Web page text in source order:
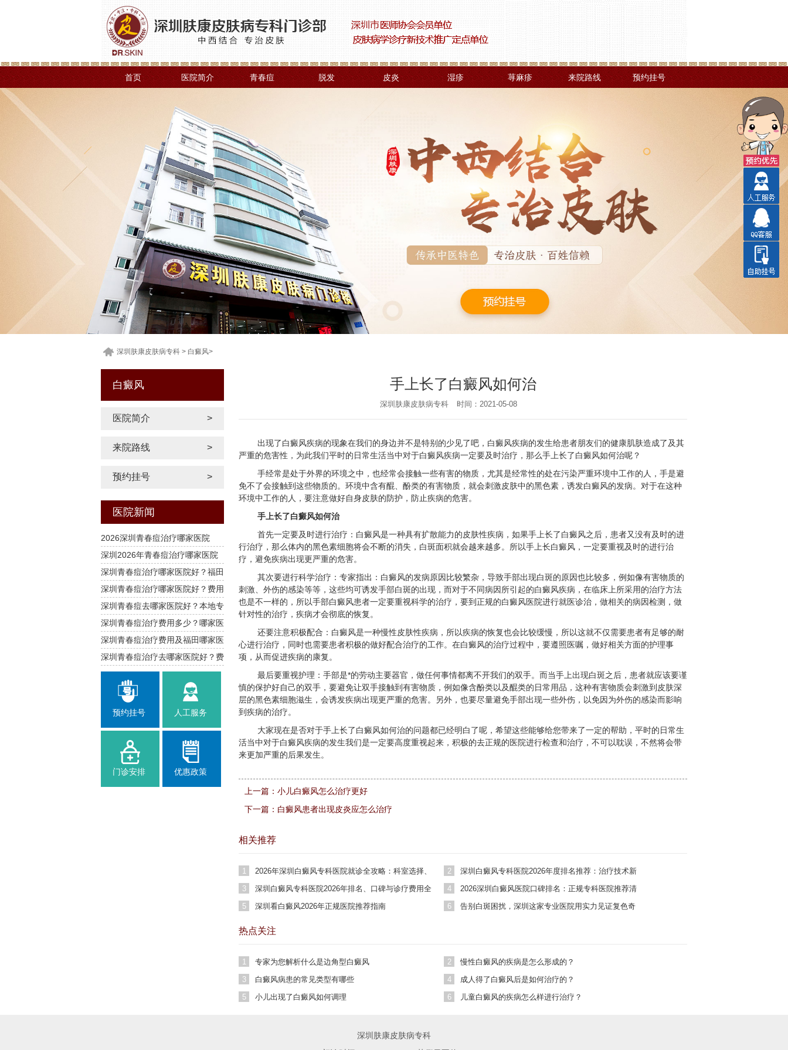
首页 医院简介 青春痘 脱发 皮炎 湿疹 荨麻疹 来院路线 预约挂号
深圳肤康皮肤病专科 > 白癜风>
白癜风
医院简介 >
来院路线 >
预约挂号 >
医院新闻
2026深圳青春痘治疗哪家医院
好？福田区专业解析
深圳2026年青春痘治疗哪家医院
好？福田南山推荐
深圳青春痘治疗哪家医院好？福田
南山费用参考
深圳青春痘治疗哪家医院好？费用
与攻略
深圳青春痘去哪家医院好？本地专
业治疗指南
深圳青春痘治疗费用多少？哪家医
院靠谱
深圳青春痘治疗费用及福田哪家医
院口碑好
深圳青春痘治疗去哪家医院好？费
用与建议
预约挂号 人工服务
门诊安排 优惠政策
手上长了白癜风如何治
深圳肤康皮肤病专科 时间：2021-05-08
出现了白癜风疾病的现象在我们的身边并不是特别的少见了吧，白癜风疾病的发生给患者朋友们的健康肌肤造成了及其
严重的危害性，为此我们平时的日常生活当中对于白癜风疾病一定要及时治疗，那么手上长了白癜风如何治呢？
手经常是处于外界的环境之中，也经常会接触一些有害的物质，尤其是经常性的处在污染严重环境中工作的人，手是避
免不了会接触到这些物质的。环境中含有醌、酚类的有害物质，就会刺激皮肤中的黑色素，诱发白癜风的发病。对于在这种
环境中工作的人，要注意做好自身皮肤的防护，防止疾病的危害。
手上长了白癜风如何治
首先一定要及时进行治疗：白癜风是一种具有扩散能力的皮肤性疾病，如果手上长了白癜风之后，患者又没有及时的进
行治疗，那么体内的黑色素细胞将会不断的消失，白斑面积就会越来越多。所以手上长白癜风，一定要重视及时的进行治
疗，避免疾病出现更严重的危害。
其次要进行科学治疗：专家指出：白癜风的发病原因比较繁杂，导致手部出现白斑的原因也比较多，例如像有害物质的
刺激、外伤的感染等等，这些均可诱发手部白斑的出现，而对于不同病因所引起的白癜风疾病，在临床上所采用的治疗方法
也是不一样的，所以手部白癜风患者一定要重视科学的治疗，要到正规的白癜风医院进行就医诊治，做相关的病因检测，做
针对性的治疗，疾病才会彻底的恢复。
还要注意积极配合：白癜风是一种慢性皮肤性疾病，所以疾病的恢复也会比较缓慢，所以这就不仅需要患者有足够的耐
心进行治疗，同时也需要患者积极的做好配合治疗的工作。在白癜风的治疗过程中，要遵照医嘱，做好相关方面的护理事
项，从而促进疾病的康复。
最后要重视护理：手部是*的劳动主要器官，做任何事情都离不开我们的双手。而当手上出现白斑之后，患者就应该要谨
慎的保护好自己的双手，要避免让双手接触到有害物质，例如像含酚类以及醌类的日常用品，这种有害物质会刺激到皮肤深
层的黑色素细胞滋生，会诱发疾病出现更严重的危害。另外，也要尽量避免手部出现一些外伤，以免因为外伤的感染而影响
到疾病的治疗。
大家现在是否对于手上长了白癜风如何治的问题都已经明白了呢，希望这些能够给您带来了一定的帮助，平时的日常生
活当中对于白癜风疾病的发生我们是一定要高度重视起来，积极的去正规的医院进行检查和治疗，不可以耽误，不然将会带
来更加严重的后果发生。
上一篇： 小儿白癜风怎么治疗更好
下一篇： 白癜风患者出现皮炎应怎么治疗
相关推荐
1
2026年深圳白癜风专科医院就诊全攻略：科室选择、
费用参考与患者真实评价
2
深圳白癜风专科医院2026年度排名推荐：治疗技术新
3
深圳白癜风专科医院2026年排名、口碑与诊疗费用全
解析
4
2026深圳白癜风医院口碑排名：正规专科医院推荐清
5 深圳看白癜风2026年正规医院推荐指南 6
告别白斑困扰，深圳这家专业医院用实力见证复色奇
热点关注
1 专家为您解析什么是边角型白癜风 2
慢性白癜风的疾病是怎么形成的？
3
白癜风病患的常见类型有哪些 4
成人得了白癜风后是如何治疗的？
5
小儿出现了白癜风如何调理 6 儿童白癜风的疾病怎么样进行治疗？
深圳肤康皮肤病专科